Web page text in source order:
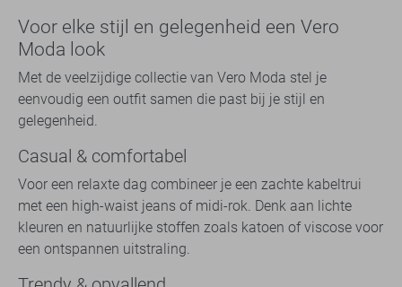
Voor elke stijl en gelegenheid een Vero
Moda look
Met de veelzijdige collectie van Vero Moda stel je
eenvoudig een outfit samen die past bij je stijl en
gelegenheid.
Casual & comfortabel
Voor een relaxte dag combineer je een zachte kabeltrui
met een high-waist jeans of midi-rok. Denk aan lichte
kleuren en natuurlijke stoffen zoals katoen of viscose voor
een ontspannen uitstraling.